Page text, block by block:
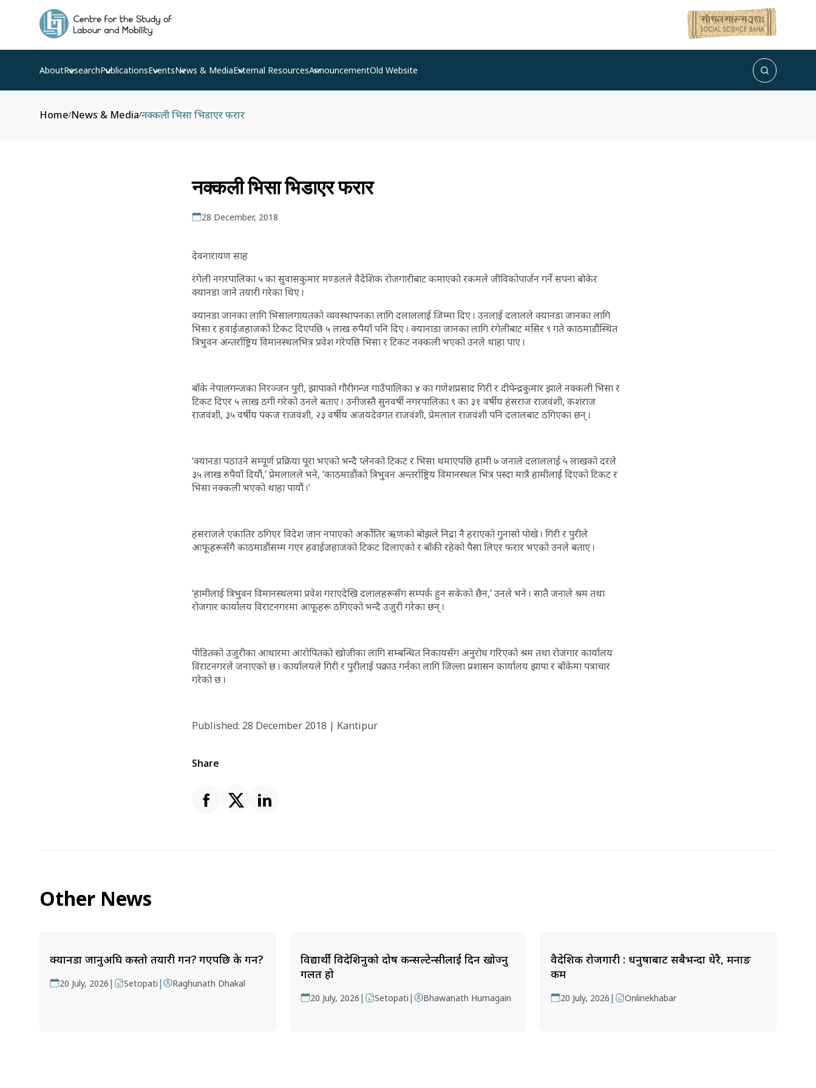
AboutResearchPublicationsEventsNews & MediaExternal ResourcesAnnouncementOld Website
Home/News & Media/नक्कली भिसा भिडाएर फरार
नक्कली भिसा भिडाएर फरार
28 December, 2018
देवनारायण साह
रंगेली नगरपालिका ५ का सुवासकुमार मण्डलले वैदेशिक रोजगारीबाट कमाएको रकमले जीविकोपार्जन गर्ने सपना बोकेर
क्यानडा जाने तयारी गरेका थिए ।
क्यानडा जानका लागि भिसालगायतको व्यवस्थापनका लागि दलाललाई जिम्मा दिए । उनलाई दलालले क्यानडा जानका लागि
भिसा र हवाईजहाजको टिकट दिएपछि ५ लाख रुपैयाँ पनि दिए । क्यानाडा जानका लागि रंगेलीबाट मंसिर ९ गते काठमाडौंस्थित
त्रिभुवन अन्तर्राष्ट्रिय विमानस्थलभित्र प्रवेश गरेपछि भिसा र टिकट नक्कली भएको उनले थाहा पाए ।
बाँके नेपालगन्जका निरञ्जन पुरी, झापाको गौरीगन्ज गाउँपालिका ४ का गणेशप्रसाद गिरी र दीपेन्द्रकुमार झाले नक्कली भिसा र
टिकट दिएर ५ लाख ठगी गरेको उनले बताए । उनीजस्तै सुनवर्षी नगरपालिका ९ का ३१ वर्षीय हंसराज राजवंशी, कशंराज
राजवंशी, ३५ वर्षीय पंकज राजवंशी, २३ वर्षीय अजयदेवगत राजवंशी, प्रेमलाल राजवंशी पनि दलालबाट ठगिएका छन् ।
‘क्यानडा पठाउने सम्पूर्ण प्रक्रिया पूरा भएको भन्दै प्लेनको टिकट र भिसा थमाएपछि हामी ७ जनाले दलाललाई ५ लाखको दरले
३५ लाख रुपैयाँ दियौं,’ प्रेमलालले भने, ‘काठमाडौंको त्रिभुवन अन्तर्राष्ट्रिय विमानस्थल भित्र पस्दा मात्रै हामीलाई दिएको टिकट र
भिसा नक्कली भएको थाहा पायौं ।’
हंसराजले एकातिर ठगिएर विदेश जान नपाएको अर्कोतिर ऋणको बोझले निद्रा नै हराएको गुनासो पोखे । गिरी र पुरीले
आफूहरूसँगै काठमाडौंसम्म गएर हवाईजहाजको टिकट दिलाएको र बाँकी रहेको पैसा लिएर फरार भएको उनले बताए ।
‘हामीलाई त्रिभुवन विमानस्थलमा प्रवेश गराएदेखि दलालहरूसँग सम्पर्क हुन सकेको छैन,’ उनले भने । सातै जनाले श्रम तथा
रोजगार कार्यालय विराटनगरमा आफूहरू ठगिएको भन्दै उजुरी गरेका छन् ।
पीडितको उजुरीका आधारमा आरोपितको खोजीका लागि सम्बन्धित निकायसँग अनुरोध गरिएको श्रम तथा रोजगार कार्यालय
विराटनगरले जनाएको छ । कार्यालयले गिरी र पुरीलाई पक्राउ गर्नका लागि जिल्ला प्रशासन कार्यालय झापा र बाँकेमा पत्राचार
गरेको छ ।
Published: 28 December 2018 | Kantipur
Share
Other News
क्यानडा जानुअघि कस्तो तयारी गर्ने? गएपछि के गर्ने?
20 July, 2026 | Setopati | Raghunath Dhakal
विद्यार्थी विदेशिनुको दोष कन्सल्टेन्सीलाई दिन खोज्नु
गलत हो
20 July, 2026 | Setopati | Bhawanath Humagain
वैदेशिक रोजगारी : धनुषाबाट सबैभन्दा धेरै, मनाङ
कम
20 July, 2026 | Onlinekhabar